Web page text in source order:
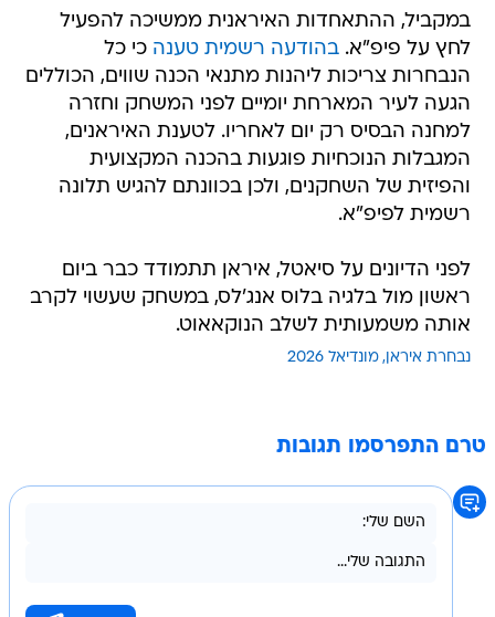
במקביל, ההתאחדות האיראנית ממשיכה להפעיל
לחץ על פיפ"א.בהודעה רשמית טענה כי כל
הנבחרות צריכות ליהנות מתנאי הכנה שווים, הכוללים
הגעה לעיר המארחת יומיים לפני המשחק וחזרה
למחנה הבסיס רק יום לאחריו. לטענת האיראנים,
המגבלות הנוכחיות פוגעות בהכנה המקצועית
והפיזית של השחקנים, ולכן בכוונתם להגיש תלונה
רשמית לפיפ"א.
לפני הדיונים על סיאטל, איראן תתמודד כבר ביום
ראשון מול בלגיה בלוס אנג'לס, במשחק שעשוי לקרב
אותה משמעותית לשלב הנוקאאוט.
נבחרת איראן מונדיאל 2026
טרם התפרסמו תגובות